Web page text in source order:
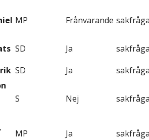
MP Frånvarande
SD Ja
SD Ja
S Nej
MP Ja